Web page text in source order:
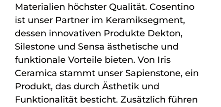
Materialien höchster Qualität. Cosentino
ist unser Partner im Keramiksegment,
dessen innovativen Produkte Dekton,
Silestone und Sensa ästhetische und
funktionale Vorteile bieten. Von Iris
Ceramica stammt unser Sapienstone, ein
Produkt, das durch Ästhetik und
Funktionalität besticht. Zusätzlich führen